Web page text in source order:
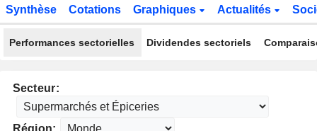
Synthèse Cotations Graphiques Actualités
Performances sectorielles Dividendes sectoriels
Secteur:
Région: